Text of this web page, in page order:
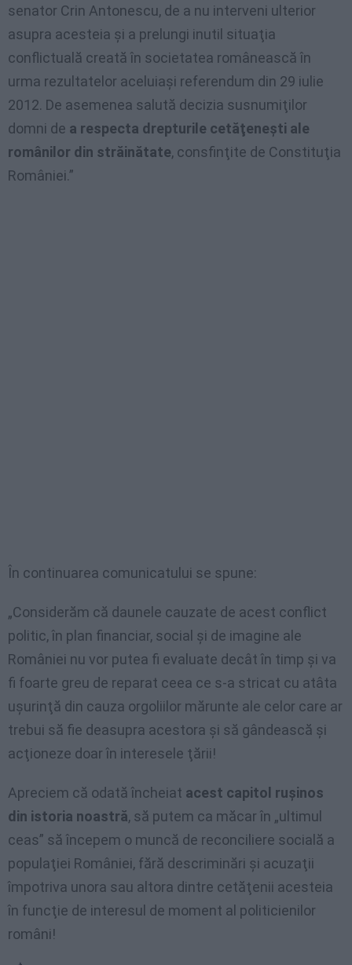
senator Crin Antonescu, de a nu interveni ulterior
asupra acesteia şi a prelungi inutil situaţia
conflictuală creată în societatea românească în
urma rezultatelor aceluiaşi referendum din 29 iulie
2012. De asemenea salută decizia susnumiţilor
domni de a respecta drepturile cetăţeneşti ale
românilor din străinătate, consfinţite de Constituţia
României.”
În continuarea comunicatului se spune:
„Considerăm că daunele cauzate de acest conflict
politic, în plan financiar, social şi de imagine ale
României nu vor putea fi evaluate decât în timp şi va
fi foarte greu de reparat ceea ce s-a stricat cu atâta
uşurinţă din cauza orgoliilor mărunte ale celor care ar
trebui să fie deasupra acestora şi să gândească şi
acţioneze doar în interesele ţării!
Apreciem că odată încheiat acest capitol ruşinos
din istoria noastră, să putem ca măcar în „ultimul
ceas” să începem o muncă de reconciliere socială a
populaţiei României, fără descriminări şi acuzaţii
împotriva unora sau altora dintre cetăţenii acesteia
în funcţie de interesul de moment al politicienilor
români!